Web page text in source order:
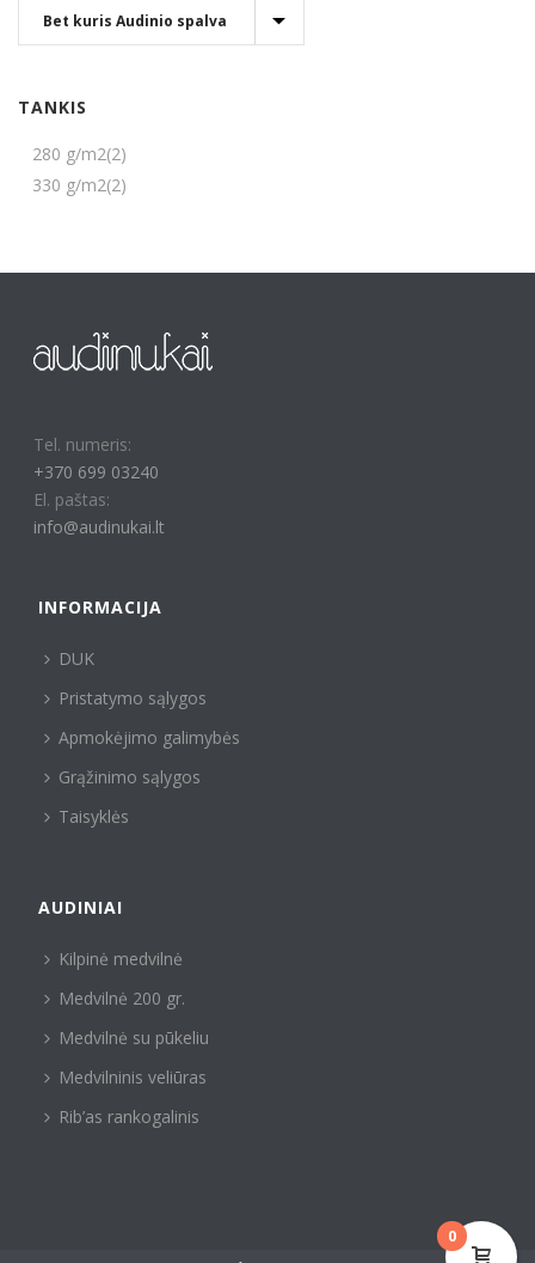
TANKIS
280 g/m2(2)
330 g/m2(2)
Tel. numeris:
+370 699 03240
El. paštas:
info@audinukai.lt
INFORMACIJA
DUK
Pristatymo sąlygos
Apmokėjimo galimybės
Grąžinimo sąlygos
Taisyklės
AUDINIAI
Kilpinė medvilnė
Medvilnė 200 gr.
Medvilnė su pūkeliu
Medvilninis veliūras
Rib’as rankogalinis
0